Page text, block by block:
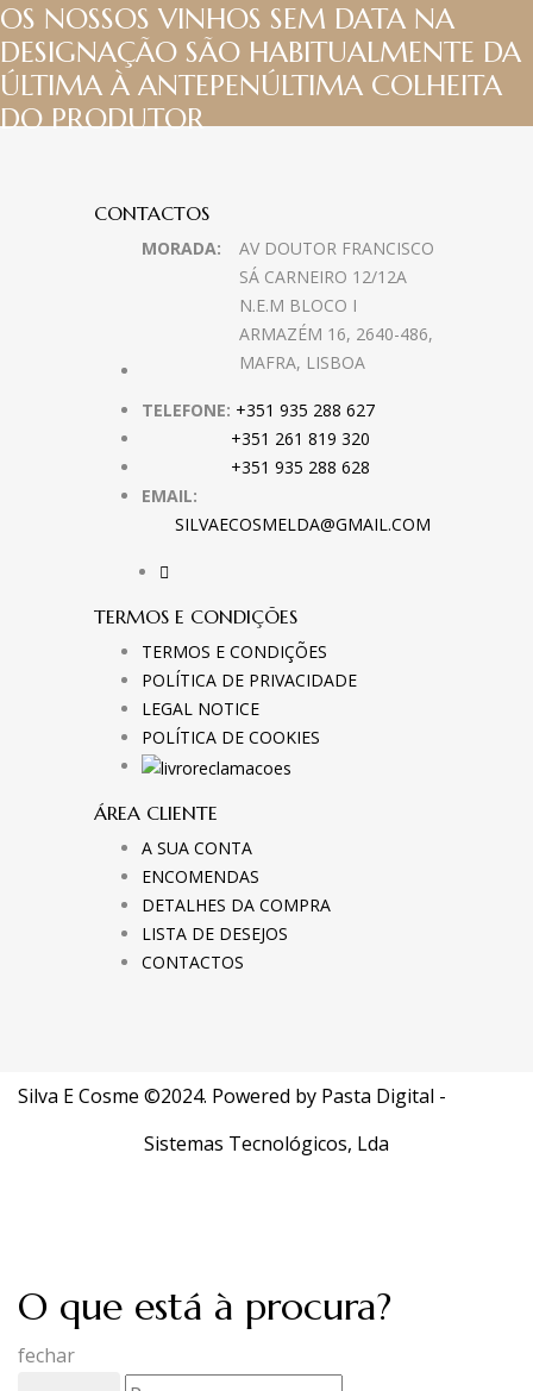
OS NOSSOS VINHOS SEM DATA NA
DESIGNAÇÃO SÃO HABITUALMENTE DA
ÚLTIMA À ANTEPENÚLTIMA COLHEITA
DO PRODUTOR
CONTACTOS
MORADA:
AV DOUTOR FRANCISCO
SÁ CARNEIRO 12/12A
N.E.M BLOCO I
ARMAZÉM 16, 2640-486,
MAFRA, LISBOA
TELEFONE: +351 935 288 627
+351 261 819 320
+351 935 288 628
EMAIL:
SILVAECOSMELDA@GMAIL.COM
TERMOS E CONDIÇÕES
TERMOS E CONDIÇÕES
POLÍTICA DE PRIVACIDADE
LEGAL NOTICE
POLÍTICA DE COOKIES
ÁREA CLIENTE
A SUA CONTA
ENCOMENDAS
DETALHES DA COMPRA
LISTA DE DESEJOS
CONTACTOS
Silva E Cosme ©2024. Powered by Pasta Digital -
Sistemas Tecnológicos, Lda
O que está à procura?
fechar